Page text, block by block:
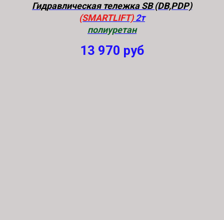
Гидравлическая тележка SB (DB,PDP)
(SMARTLIFT)2т
полиуретан
13 970 руб